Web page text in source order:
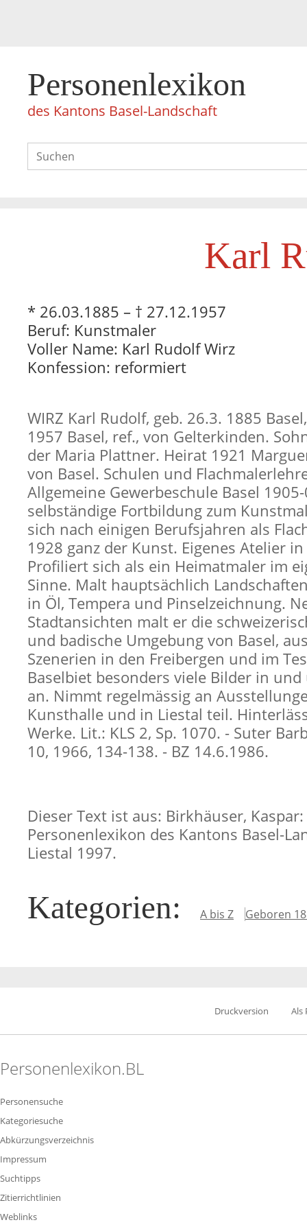
Personenlexikon
des Kantons Basel-Landschaft
Karl
* 26.03.1885 – † 27.12.1957
Beruf: Kunstmaler
Voller Name: Karl Rudolf Wirz
Konfession: reformiert
WIRZ Karl Rudolf, geb. 26.3. 1885
1957 Basel, ref., von Gelterkinden.
der Maria Plattner. Heirat 1921
von Basel. Schulen und
Allgemeine Gewerbeschule Basel
selbständige Fortbildung zum
sich nach einigen Berufsjahren als
1928 ganz der Kunst. Eigenes Atelier in
Profiliert sich als ein Heimatmaler im
Sinne. Malt hauptsächlich
in Öl, Tempera und Pinselzeichnung.
Stadtansichten malt er die
und badische Umgebung von Basel,
Szenerien in den Freibergen und im
Baselbiet besonders viele Bilder in
an. Nimmt regelmässig an
Kunsthalle und in Liestal teil.
Werke. Lit.: KLS 2, Sp. 1070. - Suter
10, 1966, 134-138. - BZ 14.6.1986.
Dieser Text ist aus: Birkhäuser, Kaspar:
Personenlexikon des Kantons Basel-
Liestal 1997.
Kategorien: A bis Z Geboren
Druckversion Als
Personenlexikon.BL
Personensuche
Kategoriesuche
Abkürzungsverzeichnis
Impressum
Suchtipps
Zitierrichtlinien
Weblinks